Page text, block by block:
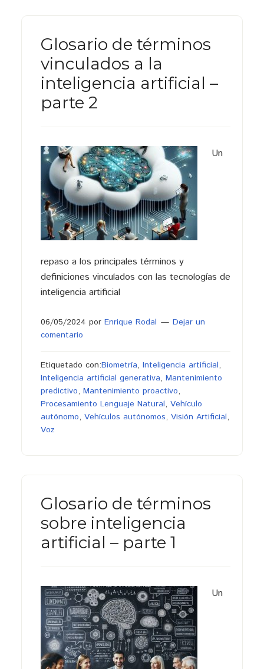
Glosario de términos
vinculados a la
inteligencia artificial –
parte 2
Un
repaso a los principales términos y
definiciones vinculados con las tecnologías de
inteligencia artificial
06/05/2024 por Enrique Rodal
Dejar un
comentario
Etiquetado con:Biometría, Inteligencia artificial,
Inteligencia artificial generativa, Mantenimiento
predictivo, Mantenimiento proactivo,
Procesamiento Lenguaje Natural, Vehículo
autónomo, Vehículos autónomos, Visión Artificial,
Voz
Glosario de términos
sobre inteligencia
artificial – parte 1
Un